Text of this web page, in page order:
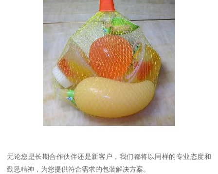
无论您是长期合作伙伴还是新客户，我们都将以同样的专业态度和
勤恳精神，为您提供符合需求的包装解决方案。